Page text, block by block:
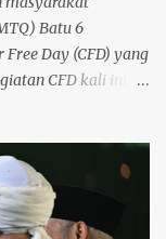
harus terus
Batu 6
Day (CFD) yang
CFD kali ini
sosial.Kegiatan
H.
Daerah Fauzi